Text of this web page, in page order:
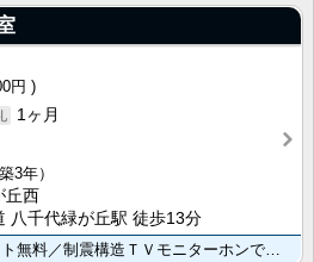
円
1ヶ月
築3年）
丘西
八千代緑が丘駅 徒歩13分
ペット飼育可／インターネット無料／制震構造ＴＶモニターホンで来訪者をチェック／忙しい身支度を快適に！･･･